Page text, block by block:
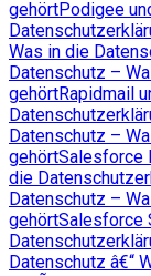
gehörtPodigee
Was in die
Datenschutz –
gehörtRapidmail
Datenschutz –
gehörtSalesforce
die
Datenschutz –
gehörtSalesforce
Datenschutz â€“